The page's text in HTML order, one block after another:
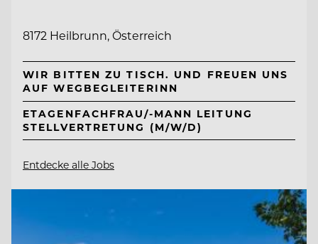
8172 Heilbrunn, Österreich
WIR BITTEN ZU TISCH. UND FREUEN UNS
AUF WEGBEGLEITERINN
ETAGENFACHFRAU/-MANN LEITUNG
STELLVERTRETUNG (M/W/D)
Entdecke alle Jobs